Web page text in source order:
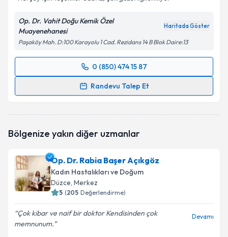
Op. Dr. Vahit Doğu Kemik Özel
Muayenehanesi
Haritada Göster
Paşaköy Mah. D:100 Karayolu 1 Cad. Rezidans 14 B Blok Daire:13
0 (850) 474 15 87
Randevu Talep Et
Randevu Takvimi Talebi
oluşturun. Size bu uzmandan randevu almanız için bir
Kişisel verilerimin işlenmesine ilişkin
Metni'ni okudum ve kişisel verilerimin belirtilen
kapsamda işlenmesini kabul ediyorum.
Bölgenize yakın diğer uzmanlar
Op. Dr. Rabia Başer Açıkgöz
Kadın Hastalıkları ve Doğum
Düzce, Merkez
5 (205 Değerlendirme)
Çok kibar ve naif bir doktor Kendisinden çok
memnunum.
Devamı